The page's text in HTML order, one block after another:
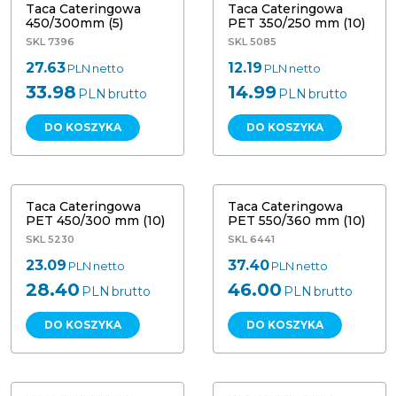
Taca Cateringowa
450/300mm (5)
SKL 7396
27.63PLN netto
33.98 PLN brutto
DO KOSZYKA
Taca Cateringowa
PET 350/250 mm (10)
SKL 5085
12.19 PLN netto
14.99PLN brutto
DO KOSZYKA
Taca Cateringowa PET 450/300 mm
Taca Cateringowa
PET 450/300 mm (10)
SKL 5230
23.09 PLN netto
28.40 PLN brutto
DO KOSZYKA
Taca Cateringowa PET 550/360 mm
Taca Cateringowa
PET 550/360 mm (10)
SKL 6441
37.40PLN netto
46.00 PLN brutto
DO KOSZYKA
Taca cukiernicza czarna tekturowa
Taca cukiernicza czarna tekturowa